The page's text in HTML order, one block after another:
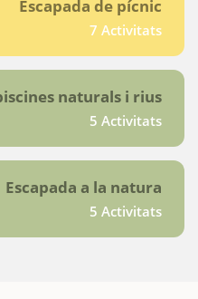
Escapada de pícnic
7 Activitats
naturals i rius
5 Activitats
Escapada a la natura
5 Activitats